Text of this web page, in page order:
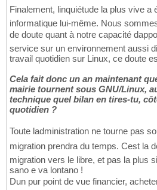
Finalement, linquiétude la plus vive
informatique lui-même. Nous
de doute quant à notre capacité
service sur un environnement aussi
travail quotidien sur Linux, ce doute
Cela fait donc un an maintenant
mairie tournent sous GNU/Linux,
technique quel bilan en tires-tu,
quotidien ?
Toute ladministration ne tourne pas
migration prendra du temps. Cest la
migration vers le libre, et pas la plus
sano e va lontano !
Dun pur point de vue financier,